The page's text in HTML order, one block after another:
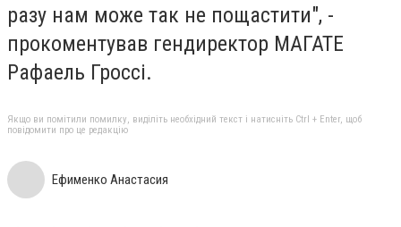
разу нам може так не пощастити", -
прокоментував гендиректор МАГАТЕ
Рафаель Гроссі.
Якщо ви помітили помилку, виділіть необхідний текст і натисніть Ctrl + Enter, щоб
повідомити про це редакцію
Ефименко Анастасия